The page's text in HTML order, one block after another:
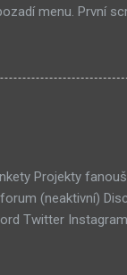
menu. První
padacího mostu
vypadá to
Projekty
(neaktivní)
Twitter
Submachine 10: